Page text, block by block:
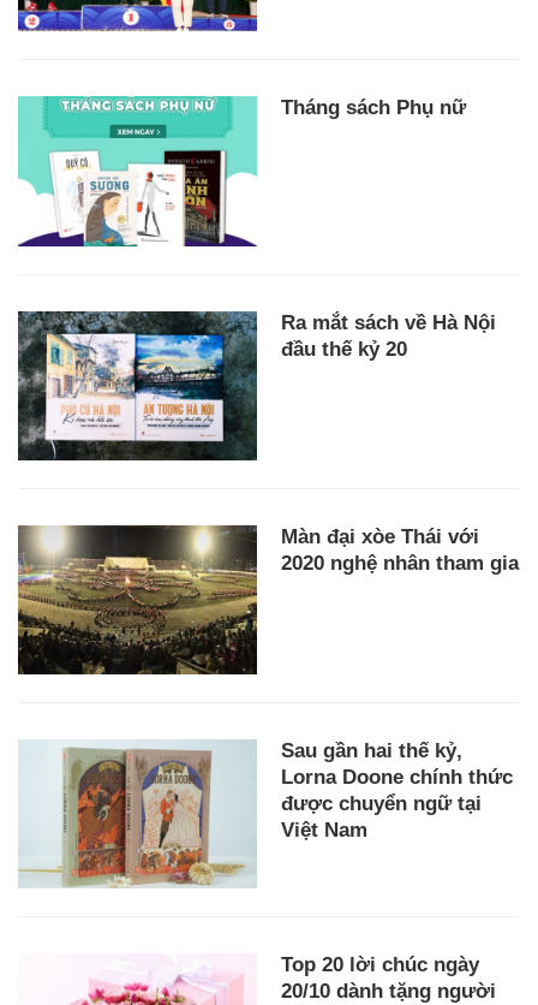
Tháng sách Phụ nữ
Ra mắt sách về Hà Nội
đầu thế kỷ 20
Màn đại xòe Thái với
2020 nghệ nhân tham gia
Sau gần hai thế kỷ,
Lorna Doone chính thức
được chuyển ngữ tại
Việt Nam
Top 20 lời chúc ngày
20/10 dành tặng người